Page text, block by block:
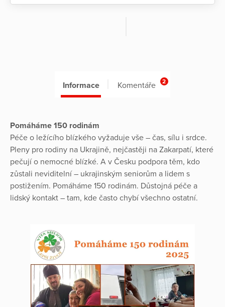
Informace Komentáře 2
Pomáháme 150 rodinám
Péče o ležícího blízkého vyžaduje vše – čas, sílu i srdce.
Pleny pro rodiny na Ukrajině, nejčastěji na Zakarpatí, které
pečují o nemocné blízké. A v Česku podpora těm, kdo
zůstali neviditelní – ukrajinským seniorům a lidem s
postižením. Pomáháme 150 rodinám. Důstojná péče a
lidský kontakt – tam, kde často chybí všechno ostatní.